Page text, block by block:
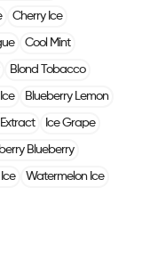
Cherry Ice
Cool Mint
Blond Tobacco
Blueberry Lemon
Ice Grape
Blueberry
Watermelon Ice